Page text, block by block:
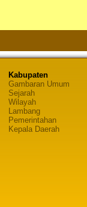
Kabupaten
Gambaran Umum
Sejarah
Wilayah
Lambang
Pemerintahan
Kepala Daerah